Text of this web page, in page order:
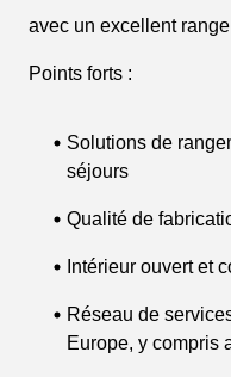
avec un excellent
Points forts :
Solutions de
séjours
Qualité de
Intérieur ouvert et
Réseau de
Europe, y compris